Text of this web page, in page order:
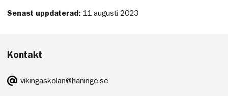
Senast uppdaterad: 11 augusti 2023
Kontakt
E-
post:
vikingaskolan@haninge.se